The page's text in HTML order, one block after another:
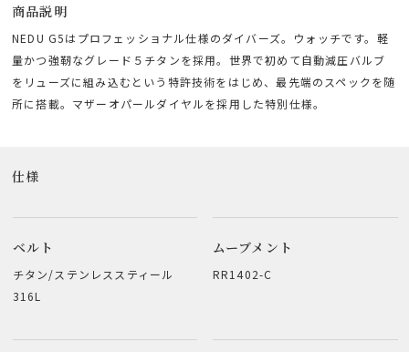
商品説明
NEDU G5はプロフェッショナル仕様のダイバーズ。ウォッチです。軽
量かつ強靭なグレード５チタンを採用。世界で初めて自動減圧バルブ
をリューズに組み込むという特許技術をはじめ、最先端のスペックを随
所に搭載。マザーオパールダイヤルを採用した特別仕様。
仕様
ベルト
チタン/ステンレススティール
316L
ムーブメント
RR1402-C